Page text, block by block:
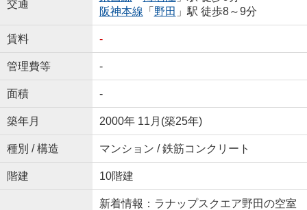
交通
阪神本線 「 野田 」駅 徒歩8～9分
賃料 -
管理費等 -
面積 -
築年月 2000年 11月(築25年)
種別 / 構造 マンション / 鉄筋コンクリート
階建 10階建
新着情報：ラナップスクエア野田の空室